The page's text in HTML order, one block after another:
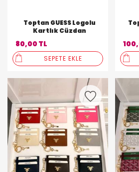
Toptan GUESS Logolu
Kartlık Cüzdan
80,00 TL
SEPETE EKLE